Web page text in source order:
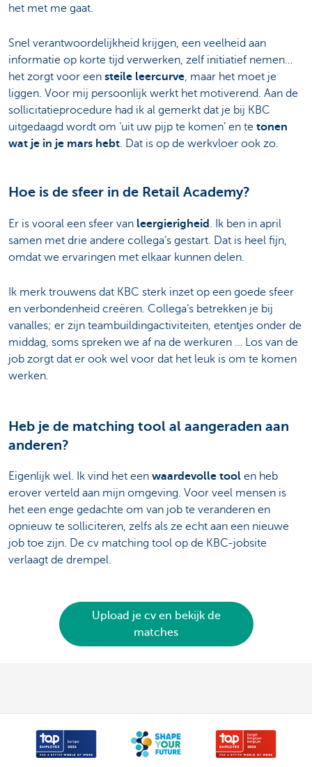
het met me gaat.
Snel verantwoordelijkheid krijgen, een veelheid aan
informatie op korte tijd verwerken, zelf initiatief nemen…
het zorgt voor een steile leercurve, maar het moet je
liggen. Voor mij persoonlijk werkt het motiverend. Aan de
sollicitatieprocedure had ik al gemerkt dat je bij KBC
uitgedaagd wordt om ‘uit uw pijp te komen’ en te tonen
wat je in je mars hebt. Dat is op de werkvloer ook zo.
Hoe is de sfeer in de Retail Academy?
Er is vooral een sfeer van leergierigheid . Ik ben in april
samen met drie andere collega’s gestart. Dat is heel fijn,
omdat we ervaringen met elkaar kunnen delen.
Ik merk trouwens dat KBC sterk inzet op een goede sfeer
en verbondenheid creëren. Collega’s betrekken je bij
vanalles; er zijn teambuildingactiviteiten, etentjes onder de
middag, soms spreken we af na de werkuren … Los van de
job zorgt dat er ook wel voor dat het leuk is om te komen
werken.
Heb je de matching tool al aangeraden aan
anderen?
Eigenlijk wel. Ik vind het een waardevolle tool en heb
erover verteld aan mijn omgeving. Voor veel mensen is
het een enge gedachte om van job te veranderen en
opnieuw te solliciteren, zelfs als ze echt aan een nieuwe
job toe zijn. De cv matching tool op de KBC-jobsite
verlaagt de drempel.
Upload je cv en bekijk de
matches